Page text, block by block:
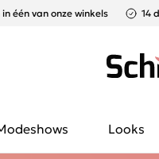
één van onze winkels 14
Looks